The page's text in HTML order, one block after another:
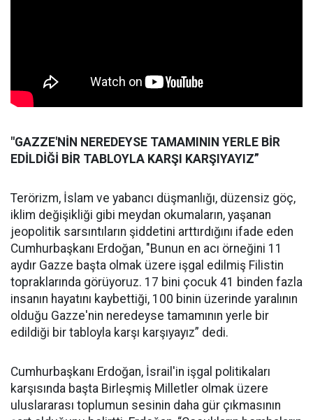
"GAZZE'NİN NEREDEYSE TAMAMININ YERLE BİR
EDİLDİĞİ BİR TABLOYLA KARŞI KARŞIYAYIZ”
Terörizm, İslam ve yabancı düşmanlığı, düzensiz göç,
iklim değişikliği gibi meydan okumaların, yaşanan
jeopolitik sarsıntıların şiddetini arttırdığını ifade eden
Cumhurbaşkanı Erdoğan, "Bunun en acı örneğini 11
aydır Gazze başta olmak üzere işgal edilmiş Filistin
topraklarında görüyoruz. 17 bini çocuk 41 binden fazla
insanın hayatını kaybettiği, 100 binin üzerinde yaralının
olduğu Gazze'nin neredeyse tamamının yerle bir
edildiği bir tabloyla karşı karşıyayız” dedi.
Cumhurbaşkanı Erdoğan, İsrail'in işgal politikaları
karşısında başta Birleşmiş Milletler olmak üzere
uluslararası toplumun sesinin daha gür çıkmasının